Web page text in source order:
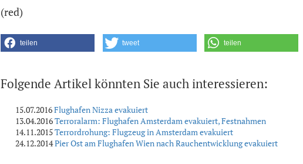
(red)
teilen tweet teilen
Folgende Artikel könnten Sie auch interessieren:
15.07.2016Flughafen Nizza evakuiert
13.04.2016Terroralarm: Flughafen Amsterdam evakuiert, Festnahmen
14.11.2015Terrordrohung: Flugzeug in Amsterdam evakuiert
24.12.2014Pier Ost am Flughafen Wien nach Rauchentwicklung evakuiert